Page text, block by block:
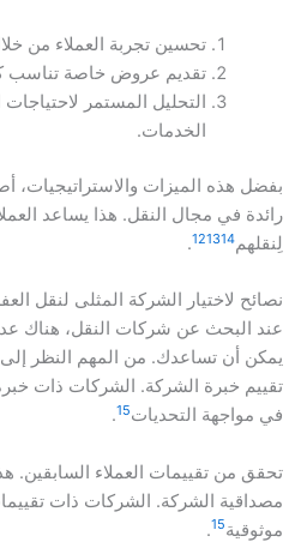
تحسين تجربة العملاء من
تقديم عروض خاصة تناسب
التحليل المستمر
الخدمات.
بفضل هذه الميزات
رائدة في مجال النقل. هذا يساعد
لِنقلهم
121314
.
نصائح لاختيار الشركة المثلى لنقل
عند البحث عن شركات النقل، هناك
يمكن أن تساعدك. من المهم النظر إلى
تقييم خبرة الشركة. الشركات ذات
في مواجهة التحديات15
.
تحقق من تقييمات العملاء السابقين.
مصداقية الشركة. الشركات ذات
موثوقية15
.